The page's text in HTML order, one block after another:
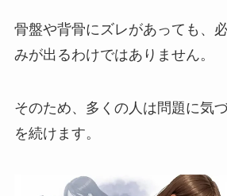
骨盤や背骨にズレがあっても、
みが出るわけではありません。
そのため、多くの人は問題に気
を続けます。